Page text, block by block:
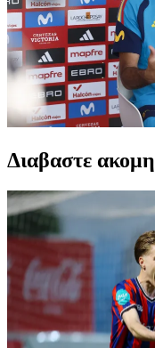
Διαβαστε ακομη